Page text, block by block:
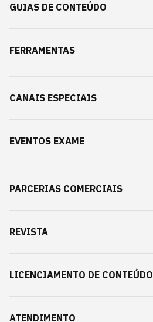
GUIAS DE CONTEÚDO
FERRAMENTAS
CANAIS ESPECIAIS
EVENTOS EXAME
PARCERIAS COMERCIAIS
REVISTA
LICENCIAMENTO DE CONTEÚDO
ATENDIMENTO